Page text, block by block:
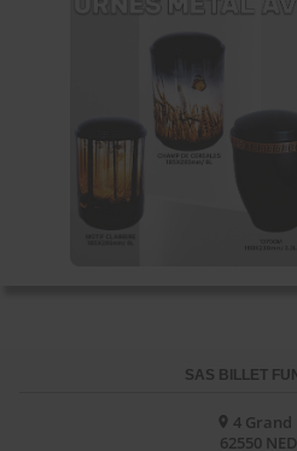
SAS BILLET
4 Grand
62550